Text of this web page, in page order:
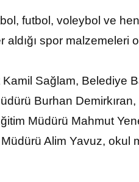
futbol, voleybol ve
spor malzemeleri
Sağlam, Belediye
Burhan
Müdürü Mahmut
Alim Yavuz, okul